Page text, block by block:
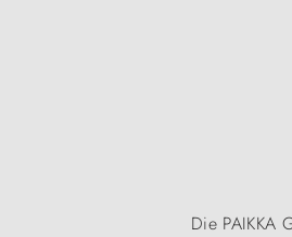
Die PAIKKA